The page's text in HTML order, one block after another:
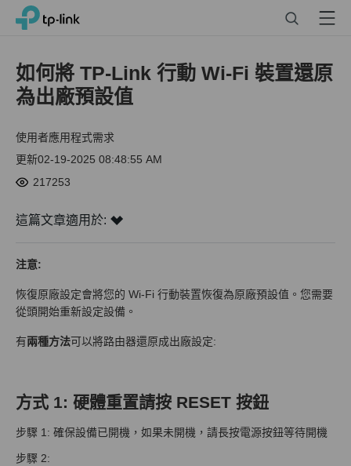
Click
navigation
TP-Link, Reliably Smart Menu
如何將 TP-Link 行動 Wi-Fi 裝置還原
為出廠預設值
使用者應用程式需求
更新02-19-2025 08:48:55 AM
217253
這篇文章適用於:
注意:
恢復原廠設定會將您的 Wi-Fi 行動裝置恢復為原廠預設值。您需要
從頭開始重新設定設備。
有兩種方法可以將路由器還原成出廠設定:
方式 1: 硬體重置請按 RESET 按鈕
步驟 1: 確保設備已開機，如果未開機，請長按電源按鈕等待開機
步驟 2: